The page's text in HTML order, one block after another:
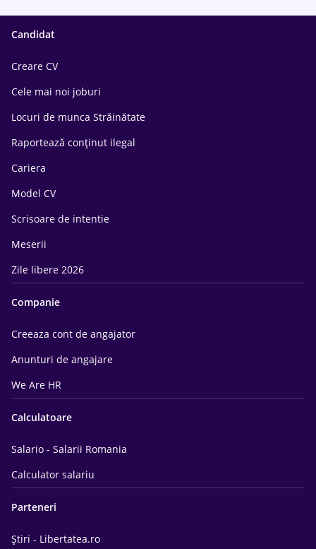
Candidat
Creare CV
Cele mai noi joburi
Locuri de munca Străinătate
Raportează conținut ilegal
Cariera
Model CV
Scrisoare de intentie
Meserii
Zile libere 2026
Companie
Creeaza cont de angajator
Anunturi de angajare
We Are HR
Calculatoare
Salario - Salarii Romania
Calculator salariu
Parteneri
Știri - Libertatea.ro